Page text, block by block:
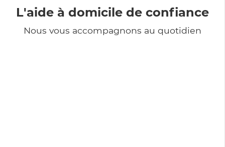
L'aide à domicile de confiance
Nous vous accompagnons au quotidien